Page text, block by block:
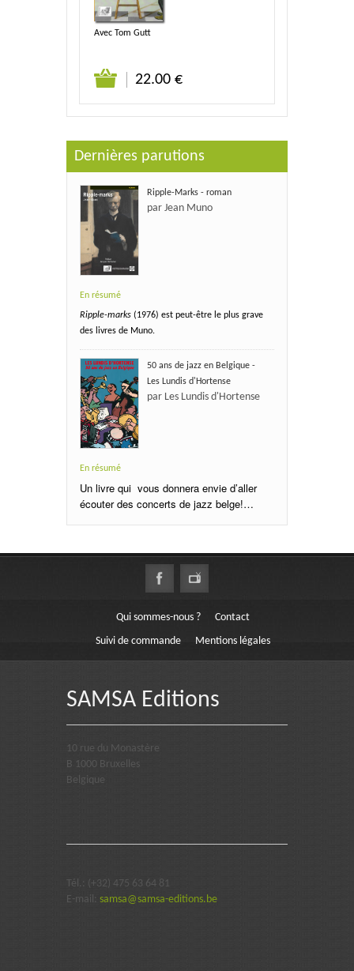
Avec Tom Gutt
22.00 €
Dernières parutions
Ripple-Marks - roman
par Jean Muno
En résumé
Ripple-marks (1976) est peut-être le plus grave
des livres de Muno.
50 ans de jazz en Belgique -
Les Lundis d'Hortense
par Les Lundis d'Hortense
En résumé
Un livre qui vous donnera envie d’aller
écouter des concerts de jazz belge!…
Qui sommes-nous ?
Contact
Suivi de commande
Mentions légales
SAMSA Editions
10 rue du Monastère
B 1000 Bruxelles
Belgique
Tél.: (+32) 475 63 64 81
E-mail: samsa@samsa-editions.be